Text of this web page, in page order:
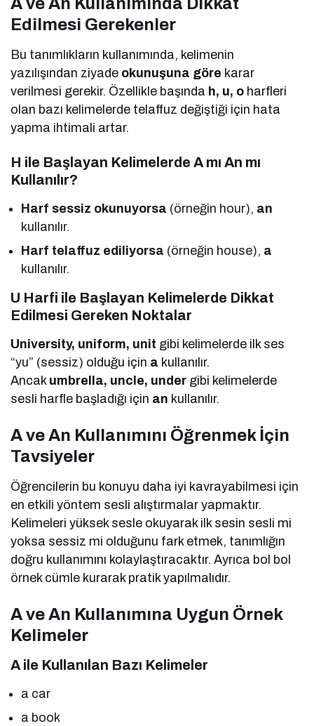
Edilmesi Gerekenler
Bu tanımlıkların kullanımında, kelimenin
yazılışından ziyade okunuşuna göre karar
verilmesi gerekir. Özellikle başında h, u, o harfleri
olan bazı kelimelerde telaffuz değiştiği için hata
yapma ihtimali artar.
H ile Başlayan Kelimelerde A mı An mı
Kullanılır?
Harf sessiz okunuyorsa (örneğin hour), an
kullanılır.
Harf telaffuz ediliyorsa (örneğin house), a
kullanılır.
U Harfi ile Başlayan Kelimelerde Dikkat
Edilmesi Gereken Noktalar
University, uniform, unit gibi kelimelerde ilk ses
“yu” (sessiz) olduğu için a kullanılır.
Ancak umbrella, uncle, under gibi kelimelerde
sesli harfle başladığı için an kullanılır.
A ve An Kullanımını Öğrenmek İçin
Tavsiyeler
Öğrencilerin bu konuyu daha iyi kavrayabilmesi için
en etkili yöntem sesli alıştırmalar yapmaktır.
Kelimeleri yüksek sesle okuyarak ilk sesin sesli mi
yoksa sessiz mi olduğunu fark etmek, tanımlığın
doğru kullanımını kolaylaştıracaktır. Ayrıca bol bol
örnek cümle kurarak pratik yapılmalıdır.
A ve An Kullanımına Uygun Örnek
Kelimeler
A ile Kullanılan Bazı Kelimeler
a car
a book